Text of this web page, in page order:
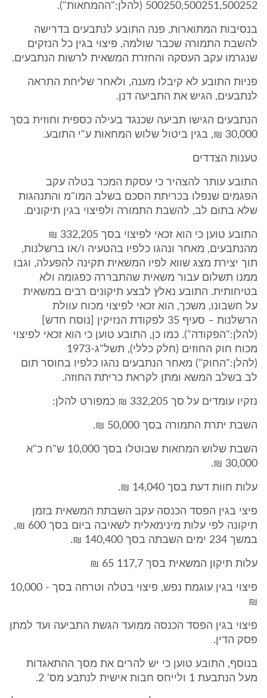
500250,500251,500252 (להלן:"ההמחאות").
בנסיבות המתוארות, פנה התובע לנתבעים בדרישה
להשבת התמורה שכבר שולמה, פיצוי בגין כל הנזקים
שנגרמו עקב העסקה והחזרת המשאית לרשות הנתבעים.
פניות התובע לא קיבלו מענה, ולאחר שליחת התראה
לנתבעים, הגיש את התביעה דנן.
הנתבעים הגישו תביעה שכנגד בעילה כספית וחוזית בסך
30,000 ₪, בגין ביטול שלוש המחאות ע"י התובע.
טענות הצדדים
התובע עותר להצהיר כי עסקת המכר בטלה עקב
הפגמים שנפלו בכריתת הסכם בשלב המו"מ והתנהגות
שלא בתום לב, להשבת התמורה ולפיצוי בגין תיקונים.
התובע טוען כי הוא זכאי לפיצוי בסך 332,205 ₪
מהנתבעים, מאחר ונהגו כלפיו בהטעיה ו/או ברשלנות,
תוך יצירת מצג שווא לפיו המשאית תקינה להפעלה, וגבו
ממנו תשלום עבור משאית שהתבררה כפגומה ולא
בטיחותית. התובע נאלץ לבצע תיקונים רבים במשאית
על חשבונו, משכך, הוא זכאי לפיצוי מכוח עוולת
הרשלנות – סעיף 35 לפקודת הנזיקין [נוסח חדש]
(להלן:"הפקודה"). כמו כן, התובע טוען כי הוא זכאי לפיצוי
מכוח חוק החוזים (חלק כללי), תשל"ג-1973
(להלן:"החוק") מאחר הנתבעים נהגו כלפיו בחוסר תום
לב בשלב המשא ומתן לקראת כריתת החוזה.
נזקיו עומדים על סך 332,205 ₪ כמפורט להלן:
השבת יתרת התמורה בסך 50,000 ₪.
השבת שלוש המחאות שבוטלו בסך 10,000 ש"ח כ"א
30,000 ₪.
עלות חוות דעת בסך 14,040 ₪.
פיצי בגין הפסד הכנסה עקב השבתת המשאית בזמן
תיקונה לפי עלות מינימאלית לשאיבה ביום בסך 600 ₪,
במשך 234 ימים השבתה בסך 140,400 ₪.
עלות תיקון המשאית בסך 117,7 65 ₪
פיצוי בגין עוגמת נפש, פיצוי בטלה וטרחה בסך - 10,000
₪
פיצוי בגין הפסד הכנסה ממועד הגשת התביעה ועד למתן
פסק הדין.
בנוסף, התובע טוען כי יש להרים את מסך ההתאגדות
מעל הנתבעת 1 ולייחס חבות אישית לנתבע מס' 2.